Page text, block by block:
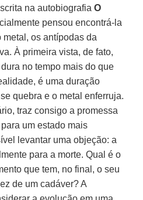
na autobiografiaO
pensou encontrá-la
os antípodas da
À primeira vista, de fato,
no tempo mais do que
é uma duração
quebra e o metal enferruja.
traz consigo a promessa
um estado mais
levantar uma objeção: a
para a morte. Qual é o
que tem, no final, o seu
de um cadáver? A